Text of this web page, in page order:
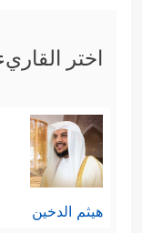
اختر
هيثم الدخين